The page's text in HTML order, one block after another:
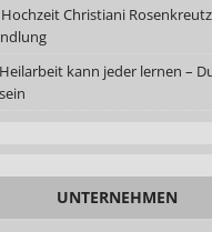
Christiani
kann jeder lernen –
UNTERNEHMEN